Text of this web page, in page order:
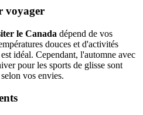
voyager
le Canada dépend de vos
douces et d'activités
idéal. Cependant, l'automne avec
pour les sports de glisse sont
vos envies.